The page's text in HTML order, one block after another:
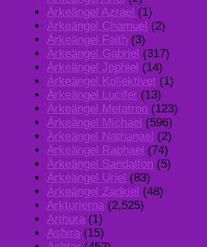
Ärkeängel Azrael (1)
Ärkeängel Chamuel (2)
Ärkeängel Faith (3)
Ärkeängel Gabriel (317)
Ärkeängel Jophiel (14)
Ärkeängel Kollektivet (1)
Ärkeängel Lucifer (13)
Ärkeängel Metatron (123)
Ärkeängel Michael (596)
Ärkeängel Nathanael (2)
Ärkeängel Raphael (74)
Ärkeängel Sandalfon (5)
Ärkeängel Uriel (83)
Ärkeängel Zadkiel (48)
Arkturierna (2,525)
Arthura (1)
Ashira (15)